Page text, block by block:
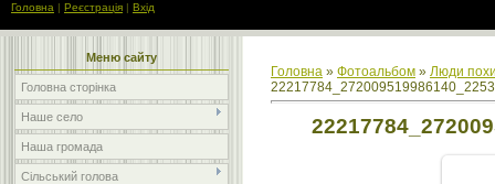
Головна | Реєстрація | Вхід
Меню сайту
Головна сторінка
Наше село
Наша громада
Сільський голова
Головна » Фотоальбом » Люди